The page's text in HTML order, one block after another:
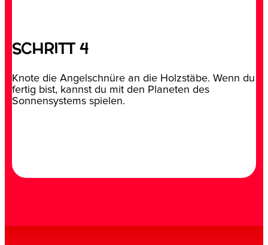
SCHRITT 4
Knote die Angelschnüre an die Holzstäbe. Wenn du
fertig bist, kannst du mit den Planeten des
Sonnensystems spielen.